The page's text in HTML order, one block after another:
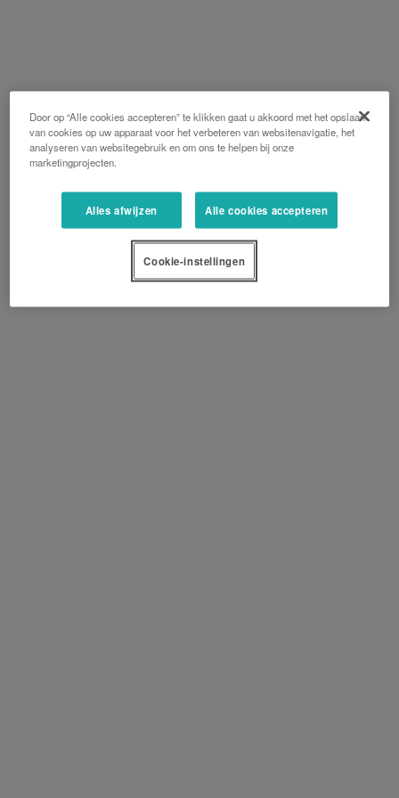
Door op “Alle cookies accepteren” te klikken gaat u akkoord met het opslaan
van cookies op uw apparaat voor het verbeteren van websitenavigatie, het
analyseren van websitegebruik en om ons te helpen bij onze
marketingprojecten.
Alles afwijzen Alle cookies accepteren
Cookie-instellingen